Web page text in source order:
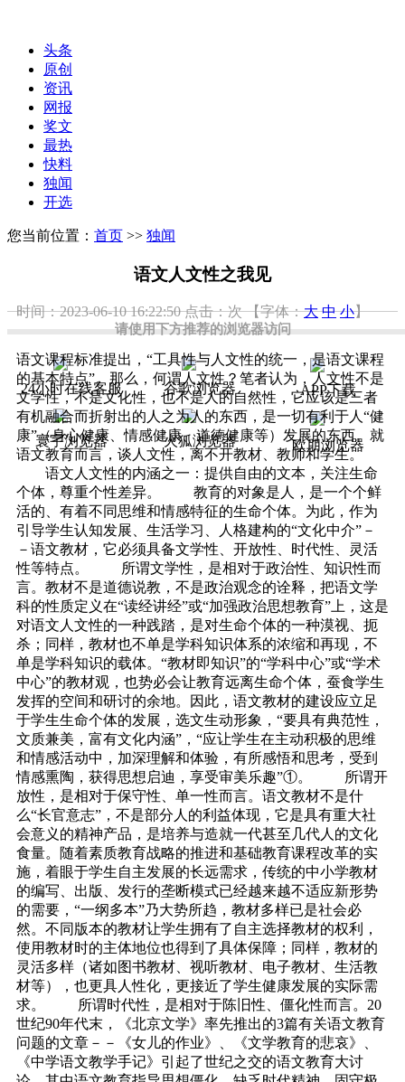
请使用下方推荐的浏览器访问
24小时在线客服 谷歌浏览器 APP下载
寰宇浏览器 火狐浏览器 欧朋浏览器
头条
原创
资讯
网报
奖文
最热
快料
独闻
开选
您当前位置： 首页 >> 独闻
语文人文性之我见
时间：2023-06-10 16:22:50点击：次 【字体：大 中 小】
语文课程标准提出，“工具性与人文性的统一，是语文课程
的基本特点”。那么，何谓人文性？笔者认为，人文性不是
文学性，不是文化性，也不是人的自然性，它应该是三者
有机融合而折射出的人之为人的东西，是一切有利于人“健
康”（身心健康、情感健康、道德健康等）发展的东西。就
语文教育而言，谈人文性，离不开教材、教师和学生。
语文人文性的内涵之一：提供自由的文本，关注生命
个体，尊重个性差异。 教育的对象是人，是一个个鲜
活的、有着不同思维和情感特征的生命个体。为此，作为
引导学生认知发展、生活学习、人格建构的“文化中介”－
－语文教材，它必须具备文学性、开放性、时代性、灵活
性等特点。 所谓文学性，是相对于政治性、知识性而
言。教材不是道德说教，不是政治观念的诠释，把语文学
科的性质定义在“读经讲经”或“加强政治思想教育”上，这是
对语文人文性的一种践踏，是对生命个体的一种漠视、扼
杀；同样，教材也不单是学科知识体系的浓缩和再现，不
单是学科知识的载体。“教材即知识”的“学科中心”或“学术
中心”的教材观，也势必会让教育远离生命个体，蚕食学生
发挥的空间和研讨的余地。因此，语文教材的建设应立足
于学生生命个体的发展，选文生动形象，“要具有典范性，
文质兼美，富有文化内涵”，“应让学生在主动积极的思维
和情感活动中，加深理解和体验，有所感悟和思考，受到
情感熏陶，获得思想启迪，享受审美乐趣”①。 所谓开
放性，是相对于保守性、单一性而言。语文教材不是什
么“长官意志”，不是部分人的利益体现，它是具有重大社
会意义的精神产品，是培养与造就一代甚至几代人的文化
食量。随着素质教育战略的推进和基础教育课程改革的实
施，着眼于学生自主发展的长远需求，传统的中小学教材
的编写、出版、发行的垄断模式已经越来越不适应新形势
的需要，“一纲多本”乃大势所趋，教材多样已是社会必
然。不同版本的教材让学生拥有了自主选择教材的权利，
使用教材时的主体地位也得到了具体保障；同样，教材的
灵活多样（诸如图书教材、视听教材、电子教材、生活教
材等），也更具人性化，更接近了学生健康发展的实际需
求。 所谓时代性，是相对于陈旧性、僵化性而言。20
世纪90年代末，《北京文学》率先推出的3篇有关语文教育
问题的文章－－《女儿的作业》、《文学教育的悲哀》、
《中学语文教学手记》引起了世纪之交的语文教育大讨